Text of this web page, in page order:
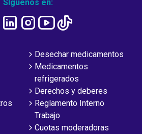
Síguenos en:
Desechar medicamentos
Medicamentos
refrigerados
Derechos y deberes
Reglamento Interno
Trabajo
Cuotas moderadoras